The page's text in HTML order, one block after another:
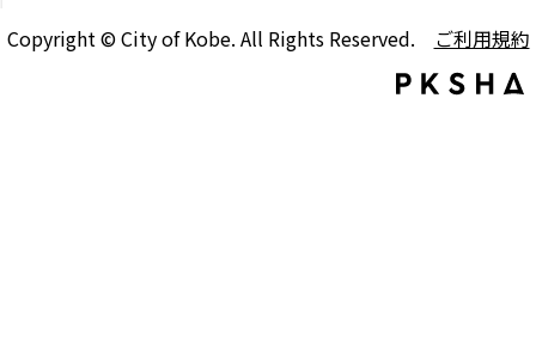
Copyright © City of Kobe. All Rights Reserved. ご利用規約